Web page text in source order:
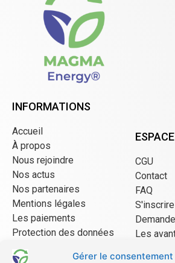
Gérer le consentement
INFORMATIONS
Accueil
À propos
Nous rejoindre
Nos actus
Nos partenaires
Mentions légales
Les paiements
Protection des données
CGU Mangopay
CGU
Contact
FAQ
Les